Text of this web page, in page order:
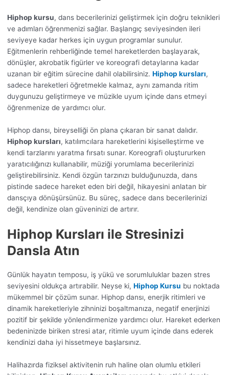
Hiphop kursu, dans becerilerinizi geliştirmek için doğru teknikleri
ve adımları öğrenmenizi sağlar. Başlangıç seviyesinden ileri
seviyeye kadar herkes için uygun programlar sunulur.
Eğitmenlerin rehberliğinde temel hareketlerden başlayarak,
dönüşler, akrobatik figürler ve koreografi detaylarına kadar
uzanan bir eğitim sürecine dahil olabilirsiniz. Hiphop kursları,
sadece hareketleri öğretmekle kalmaz, aynı zamanda ritim
duygunuzu geliştirmeye ve müzikle uyum içinde dans etmeyi
öğrenmenize de yardımcı olur.
Hiphop dansı, bireyselliği ön plana çıkaran bir sanat dalıdır.
Hiphop kursları, katılımcılara hareketlerini kişiselleştirme ve
kendi tarzlarını yaratma fırsatı sunar. Koreografi oluştururken
yaratıcılığınızı kullanabilir, müziği yorumlama becerilerinizi
geliştirebilirsiniz. Kendi özgün tarzınızı bulduğunuzda, dans
pistinde sadece hareket eden biri değil, hikayesini anlatan bir
dansçıya dönüşürsünüz. Bu süreç, sadece dans becerilerinizi
değil, kendinize olan güveninizi de artırır.
Hiphop Kursları ile Stresinizi
Dansla Atın
Günlük hayatın temposu, iş yükü ve sorumluluklar bazen stres
seviyesini oldukça artırabilir. Neyse ki, Hiphop Kursu bu noktada
mükemmel bir çözüm sunar. Hiphop dansı, enerjik ritimleri ve
dinamik hareketleriyle zihninizi boşaltmanıza, negatif enerjinizi
pozitif bir şekilde yönlendirmenize yardımcı olur. Hareket ederken
bedeninizde biriken stresi atar, ritimle uyum içinde dans ederek
kendinizi daha iyi hissetmeye başlarsınız.
Halihazırda fiziksel aktivitenin ruh haline olan olumlu etkileri